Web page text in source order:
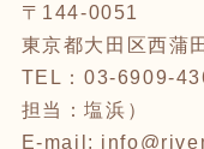
〒144-0051
東京都大田区西蒲
TEL：03-6909-
担当：塩浜）
E-mail: